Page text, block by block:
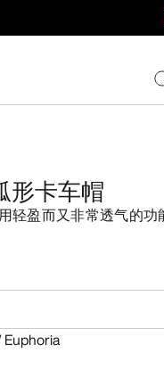
形卡车帽
轻盈而又非常透气的功
Euphoria